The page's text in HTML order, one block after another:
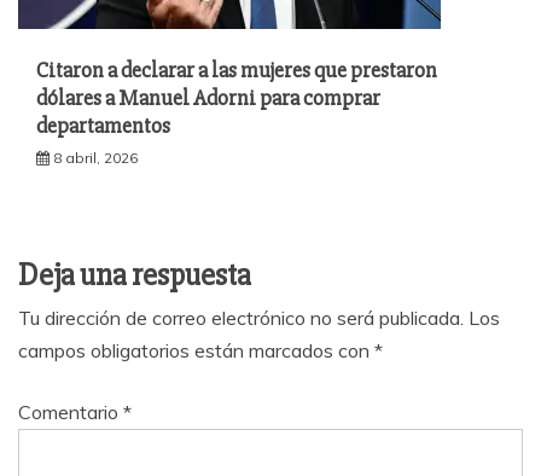
Citaron a declarar a las mujeres que prestaron
dólares a Manuel Adorni para comprar
departamentos
8 abril, 2026
Deja una respuesta
Tu dirección de correo electrónico no será publicada. Los
campos obligatorios están marcados con *
Comentario *